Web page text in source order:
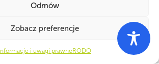
Odmów
Zobacz preferencje
Informacje i uwagi prawne RODO